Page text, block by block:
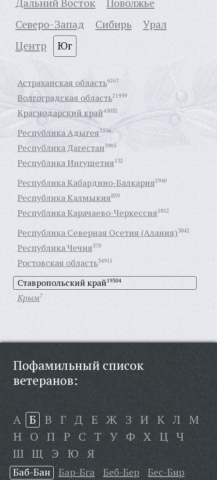
Северо-Запад
Сибирь
Урал
Центр
Юг
Астраханская область6267
Волгоградская область21959
Краснодарский край45052
Республика Адыгея3336
Республика Дагестан3905
Республика Ингушетия132
Республика Кабардино-Балкария2940
Республика Калмыкия839
Республика Карачаево-Черкессия1812
Республика Северная Осетия (Алания)3842
Республика Чечня570
Ростовская область34911
Ставропольский край19304
Крым7
Пофамильный список
ветеранов:
А Б В Г Д Е Ж З И К Л М
Н О П Р С Т У Ф Х Ц Ч
Ш Щ Э Ю Я
Баб-Бан Бар-Бга Беб-Бер
Бес-Бир